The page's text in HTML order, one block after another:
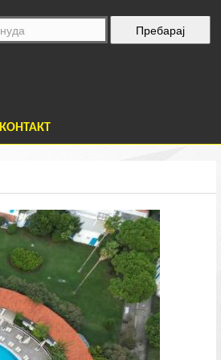
КОНТАКТ